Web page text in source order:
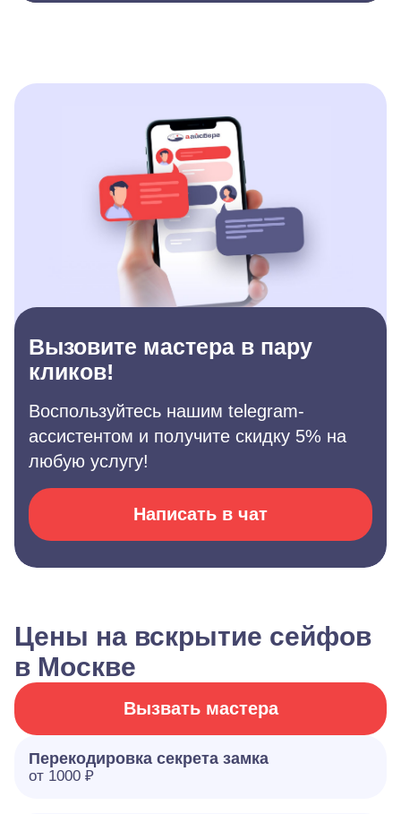
Вызовите мастера в пару
кликов!
Воспользуйтесь нашим telegram-
ассистентом и получите скидку 5% на
любую услугу!
Написать в чат
Цены на вскрытие сейфов
в Москве
Вызвать мастера
Перекодировка секрета замка
от 1000 ₽